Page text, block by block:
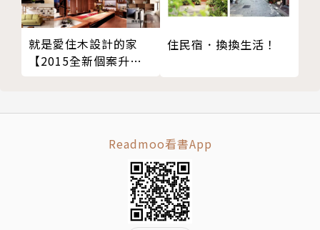
瓶罐養草Tips
要想做出更多樣化的造景，僅僅用浮水植物是不夠的，
如果你對不同水草的習性足夠瞭解，還可以營造出浮
入魚、蝦、螺等動物，更會讓水下世界鮮活起來。
就是愛住木設計的家
【2015全新個案升級
住民宿．換換生活！
Readmoo看書App